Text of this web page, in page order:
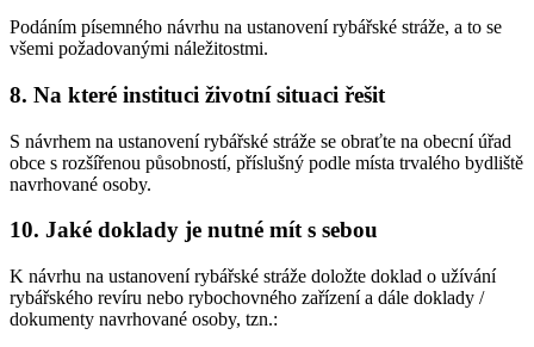
Podáním písemného návrhu na ustanovení rybářské stráže, a to se
všemi požadovanými náležitostmi.
8. Na které instituci životní situaci řešit
S návrhem na ustanovení rybářské stráže se obraťte na obecní úřad
obce s rozšířenou působností, příslušný podle místa trvalého bydliště
navrhované osoby.
10. Jaké doklady je nutné mít s sebou
K návrhu na ustanovení rybářské stráže doložte doklad o užívání
rybářského revíru nebo rybochovného zařízení a dále doklady /
dokumenty navrhované osoby, tzn.: